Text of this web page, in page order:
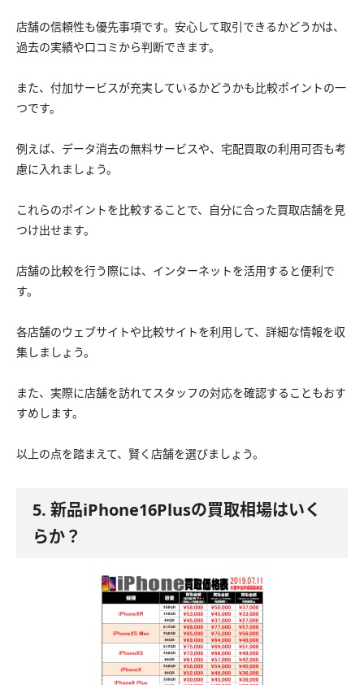
店舗の信頼性も優先事項です。安心して取引できるかどうかは、
過去の実績や口コミから判断できます。
また、付加サービスが充実しているかどうかも比較ポイントの一
つです。
例えば、データ消去の無料サービスや、宅配買取の利用可否も考
慮に入れましょう。
これらのポイントを比較することで、自分に合った買取店舗を見
つけ出せます。
店舗の比較を行う際には、インターネットを活用すると便利で
す。
各店舗のウェブサイトや比較サイトを利用して、詳細な情報を収
集しましょう。
また、実際に店舗を訪れてスタッフの対応を確認することもおす
すめします。
以上の点を踏まえて、賢く店舗を選びましょう。
5. 新品iPhone16Plusの買取相場はいく
らか？